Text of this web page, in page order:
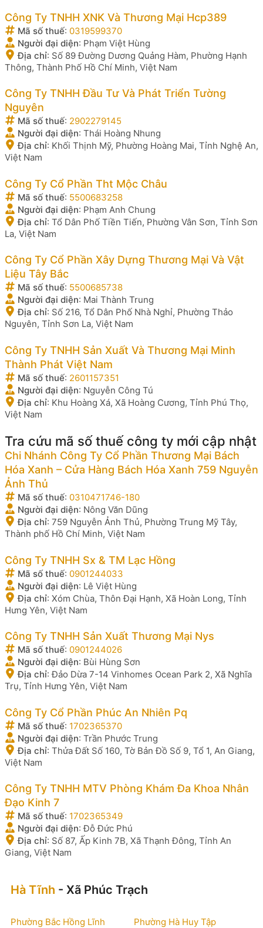
Công Ty TNHH XNK Và Thương Mại Hcp389
Mã số thuế: 0319599370
Người đại diện: Phạm Việt Hùng
Địa chỉ: Số 89 Đường Dương Quảng Hàm, Phường Hạnh
Thông, Thành Phố Hồ Chí Minh, Việt Nam
Công Ty TNHH Đầu Tư Và Phát Triển Tường
Nguyên
Mã số thuế: 2902279145
Người đại diện: Thái Hoàng Nhung
Địa chỉ: Khối Thịnh Mỹ, Phường Hoàng Mai, Tỉnh Nghệ An,
Việt Nam
Công Ty Cổ Phần Tht Mộc Châu
Mã số thuế: 5500683258
Người đại diện: Phạm Anh Chung
Địa chỉ: Tổ Dân Phố Tiền Tiến, Phường Vân Sơn, Tỉnh Sơn
La, Việt Nam
Công Ty Cổ Phần Xây Dựng Thương Mại Và Vật
Liệu Tây Bắc
Mã số thuế: 5500685738
Người đại diện: Mai Thành Trung
Địa chỉ: Số 216, Tổ Dân Phố Nhà Nghỉ, Phường Thảo
Nguyên, Tỉnh Sơn La, Việt Nam
Công Ty TNHH Sản Xuất Và Thương Mại Minh
Thành Phát Việt Nam
Mã số thuế: 2601157351
Người đại diện: Nguyễn Công Tú
Địa chỉ: Khu Hoàng Xá, Xã Hoàng Cương, Tỉnh Phú Thọ,
Việt Nam
Tra cứu mã số thuế công ty mới cập nhật
Chi Nhánh Công Ty Cổ Phần Thương Mại Bách
Hóa Xanh – Cửa Hàng Bách Hóa Xanh 759 Nguyễn
Ảnh Thủ
Mã số thuế: 0310471746-180
Người đại diện: Nông Văn Dũng
Địa chỉ: 759 Nguyễn Ảnh Thủ, Phường Trung Mỹ Tây,
Thành phố Hồ Chí Minh, Việt Nam
Công Ty TNHH Sx & TM Lạc Hồng
Mã số thuế: 0901244033
Người đại diện: Lê Việt Hùng
Địa chỉ: Xóm Chùa, Thôn Đại Hạnh, Xã Hoàn Long, Tỉnh
Hưng Yên, Việt Nam
Công Ty TNHH Sản Xuất Thương Mại Nys
Mã số thuế: 0901244026
Người đại diện: Bùi Hùng Sơn
Địa chỉ:Đảo Dừa 7-14 Vinhomes Ocean Park 2, Xã Nghĩa
Trụ, Tỉnh Hưng Yên, Việt Nam
Công Ty Cổ Phần Phúc An Nhiên Pq
Mã số thuế: 1702365370
Người đại diện: Trần Phước Trung
Địa chỉ: Thửa Đất Số 160, Tờ Bản Đồ Số 9, Tổ 1, An Giang,
Việt Nam
Công Ty TNHH MTV Phòng Khám Đa Khoa Nhân
Đạo Kinh 7
Mã số thuế: 1702365349
Người đại diện:Đỗ Đức Phú
Địa chỉ: Số 87, Ấp Kinh 7B, Xã Thạnh Đông, Tỉnh An
Giang, Việt Nam
Hà Tĩnh - Xã Phúc Trạch
Phường Bắc Hồng Lĩnh
Phường Hà Huy Tập